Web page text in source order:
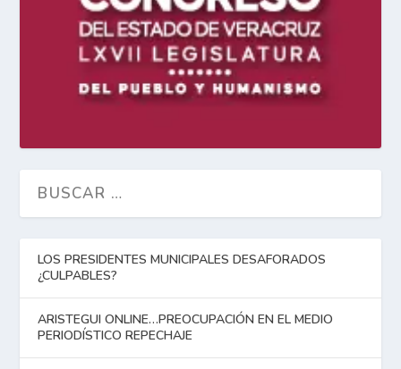
LOS PRESIDENTES MUNICIPALES DESAFORADOS
¿CULPABLES?
ARISTEGUI ONLINE…PREOCUPACIÓN EN EL MEDIO
PERIODÍSTICO REPECHAJE